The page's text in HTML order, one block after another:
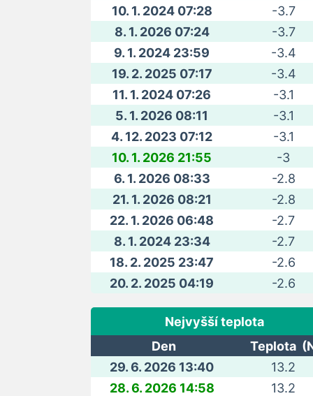
10. 1. 2024 07:28
-3.7
8. 1. 2026 07:24
-3.7
9. 1. 2024 23:59
-3.4
19. 2. 2025 07:17
-3.4
11. 1. 2024 07:26
-3.1
5. 1. 2026 08:11
-3.1
4. 12. 2023 07:12
-3.1
10. 1. 2026 21:55
-3
6. 1. 2026 08:33
-2.8
21. 1. 2026 08:21
-2.8
22. 1. 2026 06:48
-2.7
8. 1. 2024 23:34
-2.7
18. 2. 2025 23:47
-2.6
20. 2. 2025 04:19
-2.6
Nejvyšší teplota
Den
Teplota
29. 6. 2026 13:40
13.2
28. 6. 2026 14:58
13.2